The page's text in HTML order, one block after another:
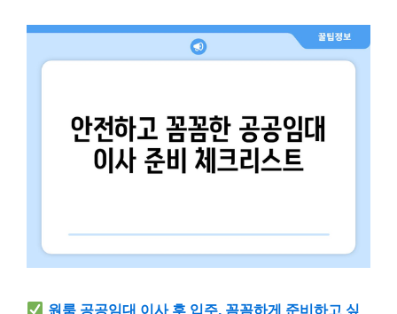
원룸 공공임대 이사 후 입주, 꼼꼼하게 준비하고 싶